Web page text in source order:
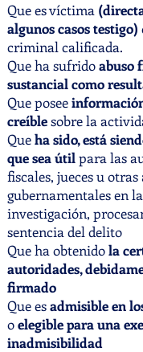
Que es víctima
algunos casos testigo)
criminal calificada.
Que ha sufridoabuso
sustancial como
Que posee
creíblesobre la
Queha sido, está
que sea útilpara las
fiscales, jueces u otras
gubernamentales en
investigación,
sentencia del delito
Que ha obtenidola
autoridades,
firmado
Que esadmisible en
oelegible para una
inadmisibilidad